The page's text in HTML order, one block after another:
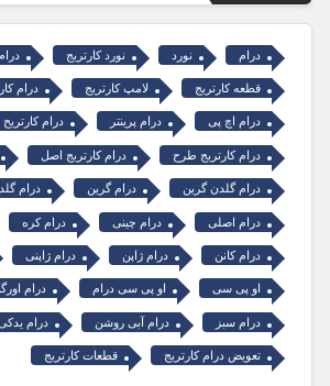
درام نورد نورد کارتریج
قطعه کارتریج لامپ کارتریج درام
درام اچ پی درام پرینتر درام کارتریح
درام کارتریج طرح درام کارتریج اصل
درام گلدن گرین درام گرین درام
درام اصلی درام چینی درام کره
درام کانن درام ژاپن درام ژاپنی
او پی سی او پی سی درام درام
درام سبز درام آبی روشن درام
تعویض درام کارتریج قطعات کارتریج